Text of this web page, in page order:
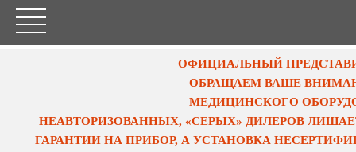
ОФИЦИАЛЬНЫЙ
ОБРАЩАЕМ ВАШЕ
МЕДИЦИНСКОГО
НЕАВТОРИЗОВАННЫХ, «СЕРЫХ» ДИЛЕРОВ
ГАРАНТИИ НА ПРИБОР, А УСТАНОВКА